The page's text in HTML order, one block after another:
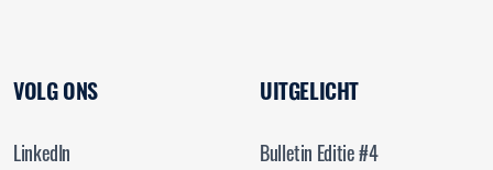
VOLG ONS
LinkedIn
UITGELICHT
Bulletin Editie #4